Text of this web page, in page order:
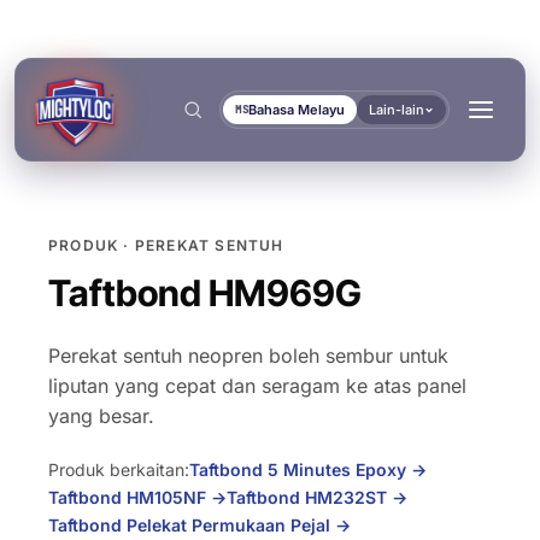
MSBahasa Melayu Lain-lain
→
BINA & FABRIKASI
Fabrikasi Logam
PENGANGKUTAN & MARIN
Pembina Bas & Trak
DOKUMEN ALAT
Cari→
PRODUK · PEREKAT SENTUH
Taftbond HM969G
Perekat sentuh neopren boleh sembur untuk
liputan yang cepat dan seragam ke atas panel
yang besar.
Produk berkaitan:Taftbond 5 Minutes Epoxy →
Taftbond HM105NF →Taftbond HM232ST →
Taftbond Pelekat Permukaan Pejal →